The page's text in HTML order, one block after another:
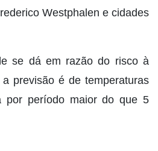
Westphalen e cidades
se dá em razão do risco à
previsão é de temperaturas
por período maior do que 5